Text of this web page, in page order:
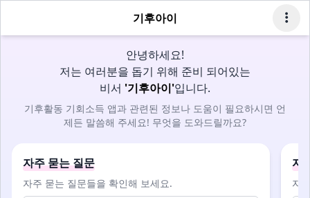
기후아이
안녕하세요!
저는 여러분을 돕기 위해 준비 되어있는
비서 '기후아이'입니다.
기후활동 기회소득 앱과 관련된 정보나 도움이 필요하시면 언
제든 말씀해 주세요! 무엇을 도와드릴까요?
자주 묻는 질문
자주 묻는 질문들을 확인해 보세요.
자
자